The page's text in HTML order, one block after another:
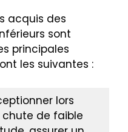
acquis des
sont
principales
les suivantes :
lors
chute de faible